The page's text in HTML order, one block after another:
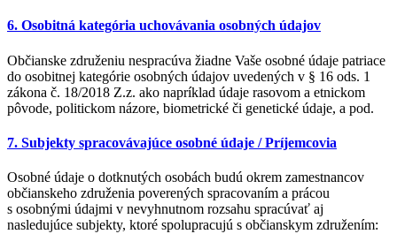
6. Osobitná kategória uchovávania osobných údajov
Občianske združeniu nespracúva žiadne Vaše osobné údaje patriace
do osobitnej kategórie osobných údajov uvedených v § 16 ods. 1
zákona č. 18/2018 Z.z. ako napríklad údaje rasovom a etnickom
pôvode, politickom názore, biometrické či genetické údaje, a pod.
7. Subjekty spracovávajúce osobné údaje / Príjemcovia
Osobné údaje o dotknutých osobách budú okrem zamestnancov
občianskeho združenia poverených spracovaním a prácou
s osobnými údajmi v nevyhnutnom rozsahu spracúvať aj
nasledujúce subjekty, ktoré spolupracujú s občianskym združením: